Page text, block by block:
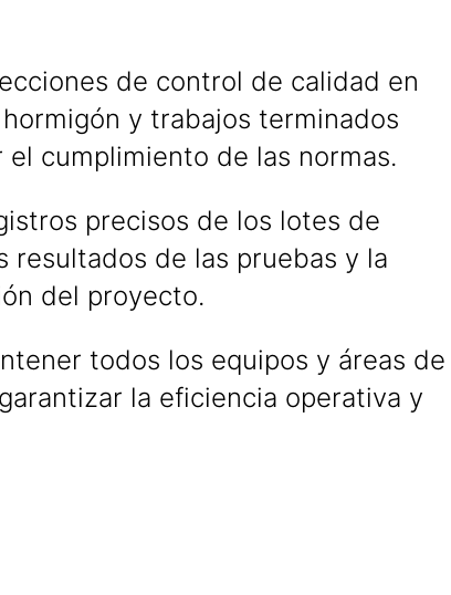
de control de calidad en
y trabajos terminados
el cumplimiento de las normas.
precisos de los lotes de
resultados de las pruebas y la
del proyecto.
todos los equipos y áreas de
la eficiencia operativa y